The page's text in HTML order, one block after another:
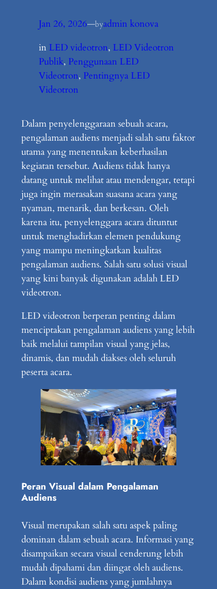
Jan 26, 2026—byadmin konova
in LED videotron, LED Videotron
Publik, Penggunaan LED
Videotron, Pentingnya LED
Videotron
Dalam penyelenggaraan sebuah acara,
pengalaman audiens menjadi salah satu faktor
utama yang menentukan keberhasilan
kegiatan tersebut. Audiens tidak hanya
datang untuk melihat atau mendengar, tetapi
juga ingin merasakan suasana acara yang
nyaman, menarik, dan berkesan. Oleh
karena itu, penyelenggara acara dituntut
untuk menghadirkan elemen pendukung
yang mampu meningkatkan kualitas
pengalaman audiens. Salah satu solusi visual
yang kini banyak digunakan adalah LED
videotron.
LED videotron berperan penting dalam
menciptakan pengalaman audiens yang lebih
baik melalui tampilan visual yang jelas,
dinamis, dan mudah diakses oleh seluruh
peserta acara.
Peran Visual dalam Pengalaman
Audiens
Visual merupakan salah satu aspek paling
dominan dalam sebuah acara. Informasi yang
disampaikan secara visual cenderung lebih
mudah dipahami dan diingat oleh audiens.
Dalam kondisi audiens yang jumlahnya